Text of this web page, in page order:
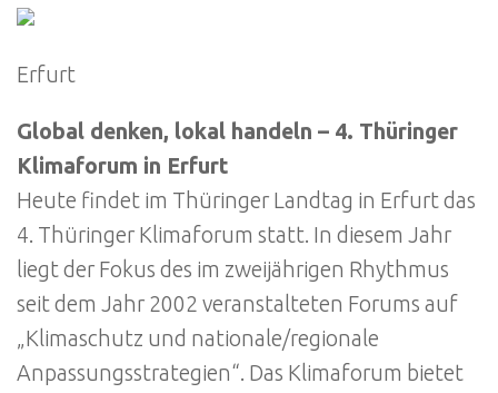
Erfurt
Global denken, lokal handeln – 4. Thüringer
Klimaforum in Erfurt
Heute findet im Thüringer Landtag in Erfurt das
4. Thüringer Klimaforum statt. In diesem Jahr
liegt der Fokus des im zweijährigen Rhythmus
seit dem Jahr 2002 veranstalteten Forums auf
„Klimaschutz und nationale/regionale
Anpassungsstrategien“. Das Klimaforum bietet